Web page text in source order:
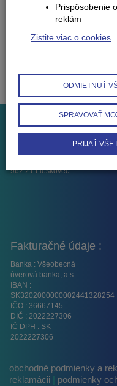
Podlahy
Fakturačná adresa :
962 21 Lieskovec
Fakturačné údaje :
Banka : Všeobecná
úverová banka, a.s.
IBAN :
SK3202000000002441328254
IČO : 36667145
DIČ : 2022227306
IČ DPH : SK
2022227306
obchodné podmienky a
reklamácii
podmienky
Prispôsobenie
reklám
Zistite viac o cookies
ODMIETNUŤ
SPRAVOVAŤ
PRIJAŤ